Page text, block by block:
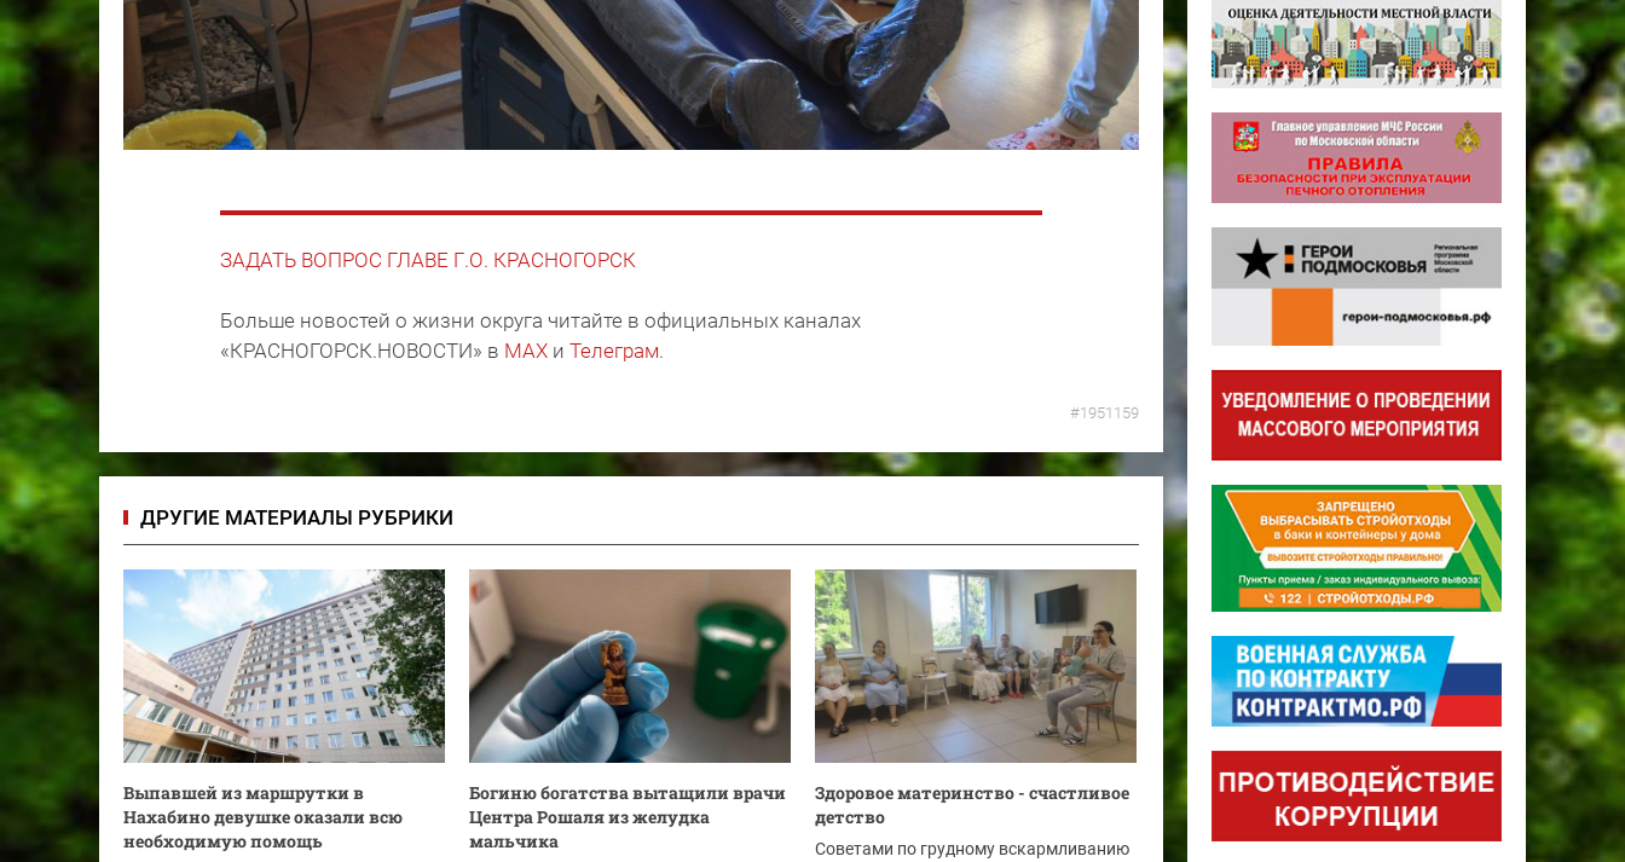
ЗАДАТЬ ВОПРОС ГЛАВЕ Г.О. КРАСНОГОРСК
Больше новостей о жизни округа читайте в официальных каналах
«КРАСНОГОРСК.НОВОСТИ» в MAX и Телеграм.
#1951159
ДРУГИЕ МАТЕРИАЛЫ РУБРИКИ
Выпавшей из маршрутки в
Нахабино девушке оказали всю
необходимую помощь
Богиню богатства вытащили врачи
Центра Рошаля из желудка
мальчика
Здоровое материнство - счастливое
детство
Советами по грудному вскармливанию